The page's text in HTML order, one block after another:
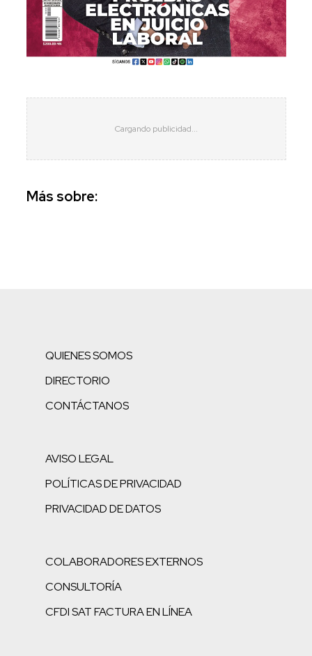
Más sobre:
QUIENES SOMOS
DIRECTORIO
CONTÁCTANOS
AVISO LEGAL
POLÍTICAS DE PRIVACIDAD
PRIVACIDAD DE DATOS
COLABORADORES EXTERNOS
CONSULTORÍA
CFDI SAT FACTURA EN LÍNEA